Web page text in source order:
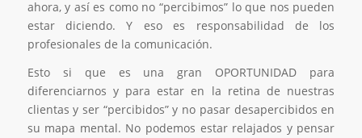
ahora, y así es como no “percibimos” lo que nos pueden
estar diciendo. Y eso es responsabilidad de los
profesionales de la comunicación.
Esto si que es una gran OPORTUNIDAD para
diferenciarnos y para estar en la retina de nuestras
clientas y ser “percibidos” y no pasar desapercibidos en
su mapa mental. No podemos estar relajados y pensar